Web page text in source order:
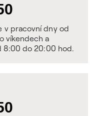
v pracovní dny od
víkendech a
8:00 do 20:00 hod.